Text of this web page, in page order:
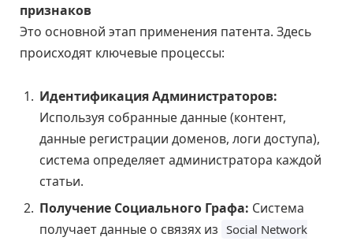
признаков
Это основной этап применения патента. Здесь
происходят ключевые процессы:
Идентификация Администраторов:
Используя собранные данные (контент,
данные регистрации доменов, логи доступа),
система определяет администратора каждой
статьи.
Получение Социального Графа: Система
получает данные о связях из Social Network